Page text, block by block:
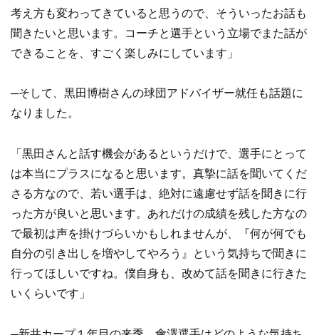
考え方も変わってきていると思うので、そういったお話も
聞きたいと思います。コーチと選手という立場でまた話が
できることを、すごく楽しみにしています」
─そして、黒田博樹さんの球団アドバイザー就任も話題に
なりました。
「黒田さんと話す機会があるというだけで、選手にとって
は本当にプラスになると思います。真摯に話を聞いてくだ
さる方なので、若い選手は、絶対に遠慮せず話を聞きに行
った方が良いと思います。あれだけの成績を残した方なの
で最初は声を掛けづらいかもしれませんが、『何が何でも
自分の引き出しを増やしてやろう』という気持ちで聞きに
行ってほしいですね。僕自身も、改めて話を聞きに行きた
いくらいです」